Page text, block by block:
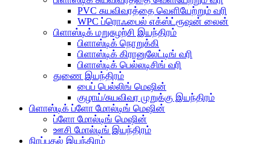
PVC சுயவிவரத்தை வெளியேற்றும் வரி
WPC ப்ரொஃபைல் எக்ஸ்ட்ரூஷன் லைன்
பிளாஸ்டிக் மறுசுழற்சி இயந்திரம்
பிளாஸ்டிக் நொறுக்கி
பிளாஸ்டிக் கிரானுலேட்டிங் வரி
பிளாஸ்டிக் பெல்லடிசிங் வரி
துணை இயந்திரம்
பைப் பெல்லிங் மெஷின்
குழாய்/சுயவிவர முறுக்கு இயந்திரம்
பிளாஸ்டிக் ப்ளோ மோல்டிங் மெஷின்
ப்ளோ மோல்டிங் மெஷின்
ஊசி மோல்டிங் இயந்திரம்
நிரப்புதல் இயந்திரம்